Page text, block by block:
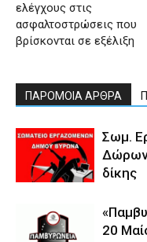
ελέγχους στις
ασφαλτοστρώσεις που
βρίσκονται σε εξέλιξη
ΠΑΡΟΜΟΙΑ ΑΡΘΡΑ
Σωμ.
Δώρων
δίκης
20